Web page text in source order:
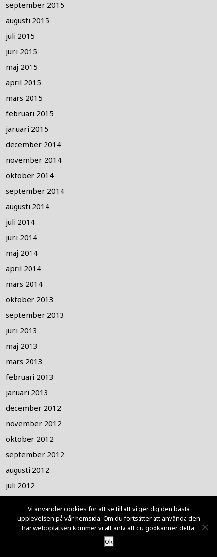
september 2015
augusti 2015
juli 2015
juni 2015
maj 2015
april 2015
mars 2015
februari 2015
januari 2015
december 2014
november 2014
oktober 2014
september 2014
augusti 2014
juli 2014
juni 2014
maj 2014
april 2014
mars 2014
oktober 2013
september 2013
juni 2013
maj 2013
mars 2013
februari 2013
januari 2013
december 2012
november 2012
oktober 2012
september 2012
augusti 2012
juli 2012
maj 2012
april 2012
Vi använder cookies för att se till att vi ger dig den bästa
upplevelsen på vår hemsida. Om du fortsätter att använda den
här webbplatsen kommer vi att anta att du godkänner detta.
Ok